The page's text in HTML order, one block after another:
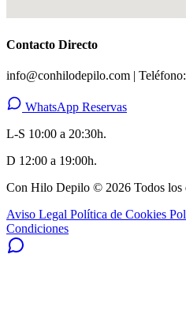
Contacto Directo
info@conhilodepilo.com |
WhatsApp Reservas
L-S 10:00 a 20:30h.
D 12:00 a 19:00h.
Con Hilo Depilo © 2026 Todos los
Aviso Legal Política de Cookies
Condiciones